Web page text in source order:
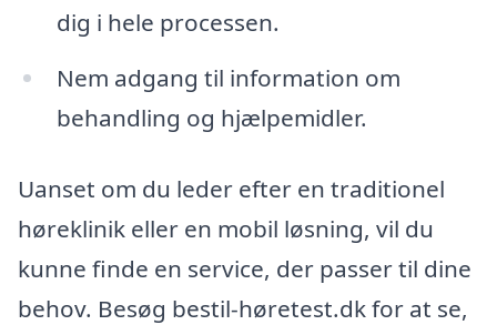
dig i hele processen.
Nem adgang til information om
behandling og hjælpemidler.
Uanset om du leder efter en traditionel
høreklinik eller en mobil løsning, vil du
kunne finde en service, der passer til dine
behov. Besøg bestil-høretest.dk for at se,